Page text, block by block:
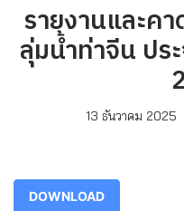
รายงานและค
ลุ่มน้ำท่าจีน ปร
13 ธันวาคม 2025
DOWNLOAD